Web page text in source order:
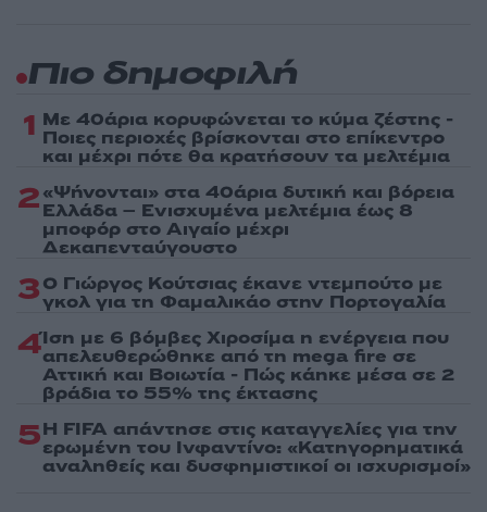
Πιο δημοφιλή
1 Με 40άρια κορυφώνεται το κύμα ζέστης -
Ποιες περιοχές βρίσκονται στο επίκεντρο
και μέχρι πότε θα κρατήσουν τα μελτέμια
2«Ψήνονται» στα 40άρια δυτική και βόρεια
Ελλάδα – Ενισχυμένα μελτέμια έως 8
μποφόρ στο Αιγαίο μέχρι
Δεκαπενταύγουστο
3Ο Γιώργος Κούτσιας έκανε ντεμπούτο με
γκολ για τη Φαμαλικάο στην Πορτογαλία
4Ίση με 6 βόμβες Χιροσίμα η ενέργεια που
απελευθερώθηκε από τη mega fire σε
Αττική και Βοιωτία - Πώς κάηκε μέσα σε 2
βράδια το 55% της έκτασης
5Η FIFA απάντησε στις καταγγελίες για την
ερωμένη του Ινφαντίνο: «Κατηγορηματικά
αναληθείς και δυσφημιστικοί οι ισχυρισμοί»